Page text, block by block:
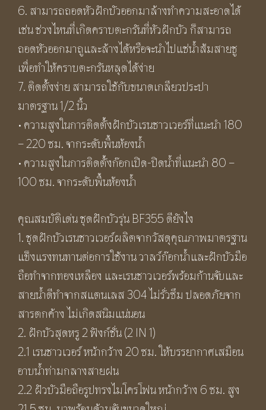
6. สามารถถอดหัวฝักบัวออกมาล้างทำความสะอาดได้
เช่น ช่วงไหนที่เกิดคราบตะกรันที่หัวฝักบัว ก็สามารถ
ถอดหัวออกมาถูและล้างได้หรือจะนำไปแช่น้ำส้มสายชู
เพื่อทำให้คราบตะกรันหลุดได้ง่าย
7. ติดตั้งง่าย สามารถใช้กับขนาดเกลียวประปา
มาตรฐาน 1/2 นิ้ว
• ความสูงในการติดตั้งฝักบัวเรนชาวเวอร์ที่แนะนำ 180
– 220 ซม. จากระดับพื้นห้องน้ำ
• ความสูงในการติดตั้งก๊อกเปิด-ปิดน้ำที่แนะนำ 80 –
100 ซม. จากระดับพื้นห้องน้ำ
คุณสมบัติเด่น ชุดฝักบัวรุ่น BF355 ดียังไง
1. ชุดฝักบัวเรนชาวเวอร์ผลิตจากวัสดุคุณภาพมาตรฐาน
แข็งแรงทนทานต่อการใช้งาน วาลว์ก๊อกน้ำและฝักบัวมือ
ถือทำจากทองเหลือง และเรนชาวเวอร์พร้อมก้านจับและ
สายน้ำดีทำจากสแตนเลส 304 ไม่รั่วซึม ปลอดภัยจาก
สารตกค้าง ไม่เกิดสนิมแน่นอน
2. ฝักบัวสุดหรู 2 ฟังก์ชั่น (2 IN 1)
2.1 เรนชาวเวอร์ หน้ากว้าง 20 ซม. ให้บรรยากาศเสมือน
อาบน้ำท่ามกลางสายฝน
2.2 ฝัวบัวมือถือรูปทรงไมโครโฟน หน้ากว้าง 6 ซม. สูง